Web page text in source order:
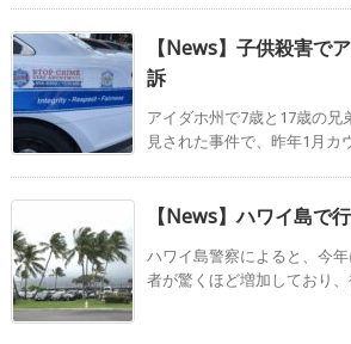
【News】子供殺害で
訴
アイダホ州で7歳と17歳の兄
見された事件で、昨年1月カ
【News】ハワイ島で
ハワイ島警察によると、今
者が驚くほど増加しており、